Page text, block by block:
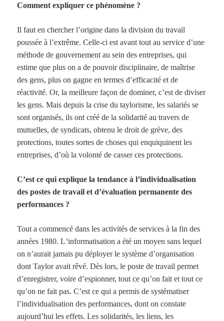
Comment expliquer ce phénomène ?
Il faut en chercher l’origine dans la division du travail
poussée à l’extrême. Celle-ci est avant tout au service d’une
méthode de gouvernement au sein des entreprises, qui
estime que plus on a de pouvoir disciplinaire, de maîtrise
des gens, plus on gagne en termes d’efficacité et de
réactivité. Or, la meilleure façon de dominer, c’est de diviser
les gens. Mais depuis la crise du taylorisme, les salariés se
sont organisés, ils ont créé de la solidarité au travers de
mutuelles, de syndicats, obtenu le droit de grève, des
protections, toutes sortes de choses qui enquiquinent les
entreprises, d’où la volonté de casser ces protections.
C’est ce qui explique la tendance à l’individualisation
des postes de travail et d’évaluation permanente des
performances ?
Tout a commencé dans les activités de services à la fin des
années 1980. L‘informatisation a été un moyen sans lequel
on n’aurait jamais pu déployer le système d’organisation
dont Taylor avait rêvé. Dès lors, le poste de travail permet
d’enregistrer, voire d’espionner, tout ce qu’on fait et tout ce
qu’on ne fait pas. C’est ce qui a permis de systématiser
l’individualisation des performances, dont on constate
aujourd’hui les effets. Les solidarités, les liens, les